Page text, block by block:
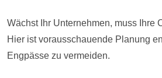
Wächst Ihr Unternehmen, muss Ihre
Hier ist vorausschauende Planung
Engpässe zu vermeiden.